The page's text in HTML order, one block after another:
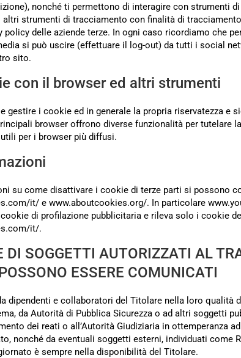
nonché ti permettono di interagire con strumenti
strumenti di tracciamento con finalità di
policy delle aziende terze. In ogni caso ricordiamo che
si può uscire (effettuare il log-out) da tutti i social
sito.
con il browser ed altri strumenti
gestire i cookie ed in generale la propria riservatezza e
browser offrono diverse funzionalità per tutelare
per i browser più diffusi.
su come disattivare i cookie di terze parti si possono
it/ e www.aboutcookies.org/. In particolare
di profilazione pubblicitaria e rileva solo i cookie
it/.
DI SOGGETTI AUTORIZZATI AL
ESSERE COMUNICATI
dipendenti e collaboratori del Titolare nella loro qualità
da Autorità di Pubblica Sicurezza o ad altri soggetti
dei reati o all’Autorità Giudiziaria in ottemperanza
nonché da eventuali soggetti esterni, individuati come
è sempre nella disponibilità del Titolare.